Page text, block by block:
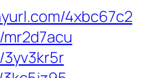
4xbc67c2